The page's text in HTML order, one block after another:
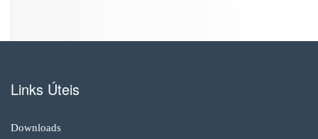
Links Úteis
Downloads